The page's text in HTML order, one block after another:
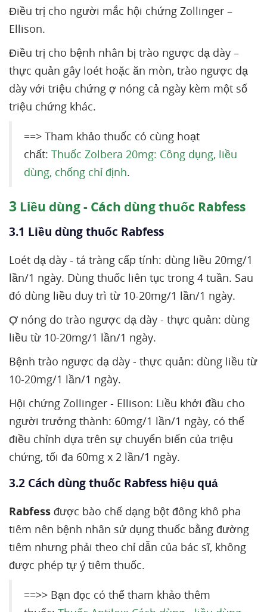
Điều trị cho người mắc hội chứng Zollinger –
Ellison.
Điều trị cho bệnh nhân bị trào ngược dạ dày –
thực quản gây loét hoặc ăn mòn, trào ngược dạ
dày với triệu chứng ợ nóng cả ngày kèm một số
triệu chứng khác.
==> Tham khảo thuốc có cùng hoạt
chất: Thuốc Zolbera 20mg: Công dụng, liều
dùng, chống chỉ định.
3 Liều dùng - Cách dùng thuốc Rabfess
3.1 Liều dùng thuốc Rabfess
Loét dạ dày - tá tràng cấp tính: dùng liều 20mg/1
lần/1 ngày. Dùng thuốc liên tục trong 4 tuần. Sau
đó dùng liều duy trì từ 10-20mg/1 lần/1 ngày.
Ợ nóng do trào ngược dạ dày - thực quản: dùng
liều từ 10-20mg/1 lần/1 ngày.
Bệnh trào ngược dạ dày - thực quản: dùng liều từ
10-20mg/1 lần/1 ngày.
Hội chứng Zollinger - Ellison: Liều khởi đầu cho
người trưởng thành: 60mg/1 lần/1 ngày, có thể
điều chỉnh dựa trên sự chuyển biến của triệu
chứng, tối đa 60mg x 2 lần/1 ngày.
3.2 Cách dùng thuốc Rabfess hiệu quả
Rabfess được bào chế dạng bột đông khô pha
tiêm nên bệnh nhân sử dụng thuốc bằng đường
tiêm nhưng phải theo chỉ dẫn của bác sĩ, không
được phép tự ý tiêm thuốc.
==>> Bạn đọc có thể tham khảo thêm